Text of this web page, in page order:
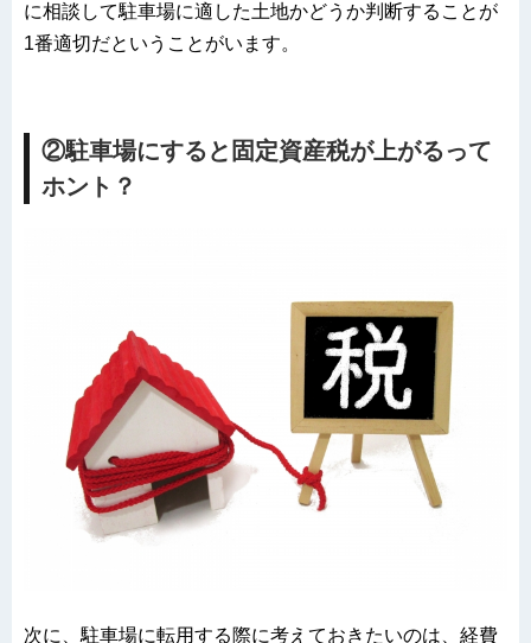
に相談して駐車場に適した土地かどうか判断することが
1番適切だということがいます。
②駐車場にすると固定資産税が上がるって
ホント？
次に、駐車場に転用する際に考えておきたいのは、経費